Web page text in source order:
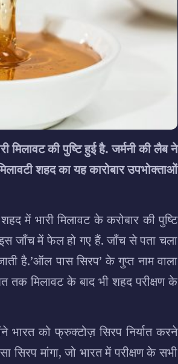
की पुष्टि हुई है. जर्मनी की लैब ने
शहद का यह कारोबार उपभोक्ताओं
में भारी मिलावट के करोबार की पुष्टि
जाँच में फेल हो गए हैं. जाँच से पता चला
है.’ऑल पास सिरप’ के गुप्त नाम वाला
तक मिलावट के बाद भी शहद परीक्षण के
भारत को फ्रुक्टोज़ सिरप निर्यात करने
सिरप मांगा, जो भारत में परीक्षण के सभी